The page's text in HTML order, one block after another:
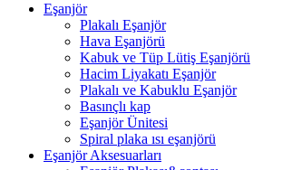
Eşanjör
Plakalı Eşanjör
Hava Eşanjörü
Kabuk ve Tüp Lütiş Eşanjörü
Hacim Liyakatı Eşanjör
Plakalı ve Kabuklu Eşanjör
Basınçlı kap
Eşanjör Ünitesi
Spiral plaka ısı eşanjörü
Eşanjör Aksesuarları